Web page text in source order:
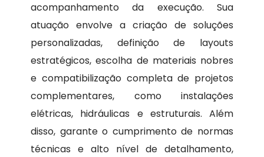
acompanhamento da execução. Sua
atuação envolve a criação de soluções
personalizadas, definição de layouts
estratégicos, escolha de materiais nobres
e compatibilização completa de projetos
complementares, como instalações
elétricas, hidráulicas e estruturais. Além
disso, garante o cumprimento de normas
técnicas e alto nível de detalhamento,